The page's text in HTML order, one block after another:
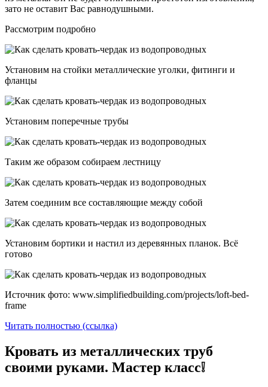
зато не оставит Вас равнодушными.
Рассмотрим подробно
Установим на стойки металлические уголки, фитинги и
фланцы
Установим поперечные трубы
Таким же образом собираем лестницу
Затем соединим все составляющие между собой
Установим бортики и настил из деревянных планок. Всё
готово
Источник фото: www.simplifiedbuilding.com/projects/loft-bed-
frame
Читать полностью (ссылка)
Кровать из металлических труб
своими руками. Мастер класс❕